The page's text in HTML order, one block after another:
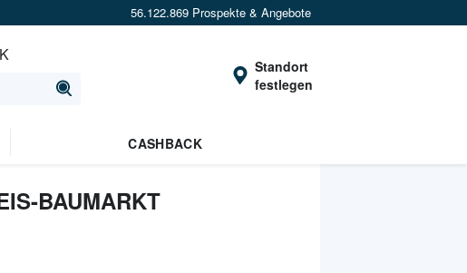
56.122.869 Prospekte & Angebote
Standort
festlegen
CASHBACK
BAUMARKT